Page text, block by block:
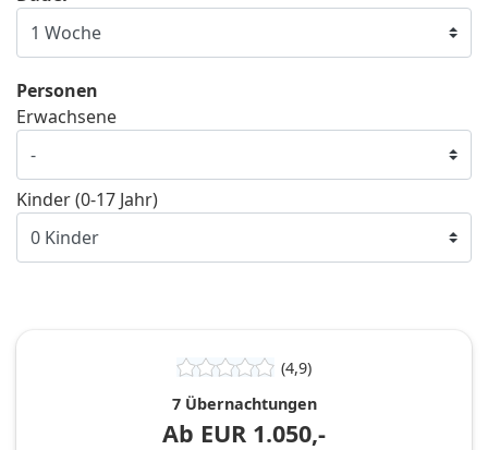
Personen
Erwachsene
Kinder (0-17 Jahr)
(4,9)
7 Übernachtungen
Ab EUR 1.050,-